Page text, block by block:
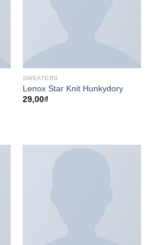
SWEATERS
Lenox Star Knit Hunkydory
29,00₫